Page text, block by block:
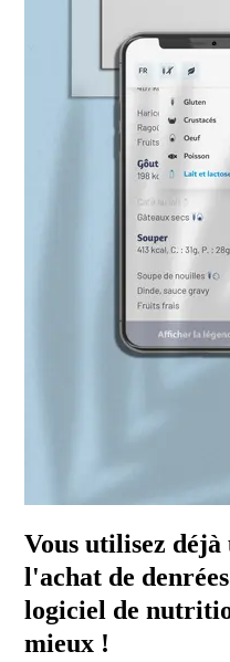
Vous utilisez
l'achat de
logiciel de
mieux !